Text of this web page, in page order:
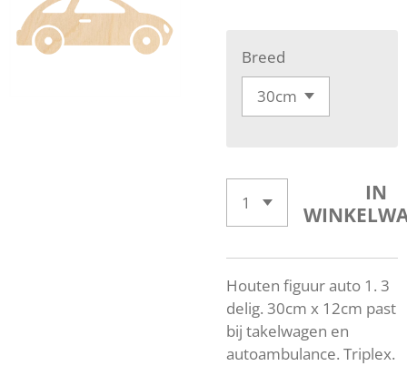
Breed
IN
Houten figuur auto 1. 3
delig. 30cm x 12cm past
bij takelwagen en
autoambulance. Triplex.